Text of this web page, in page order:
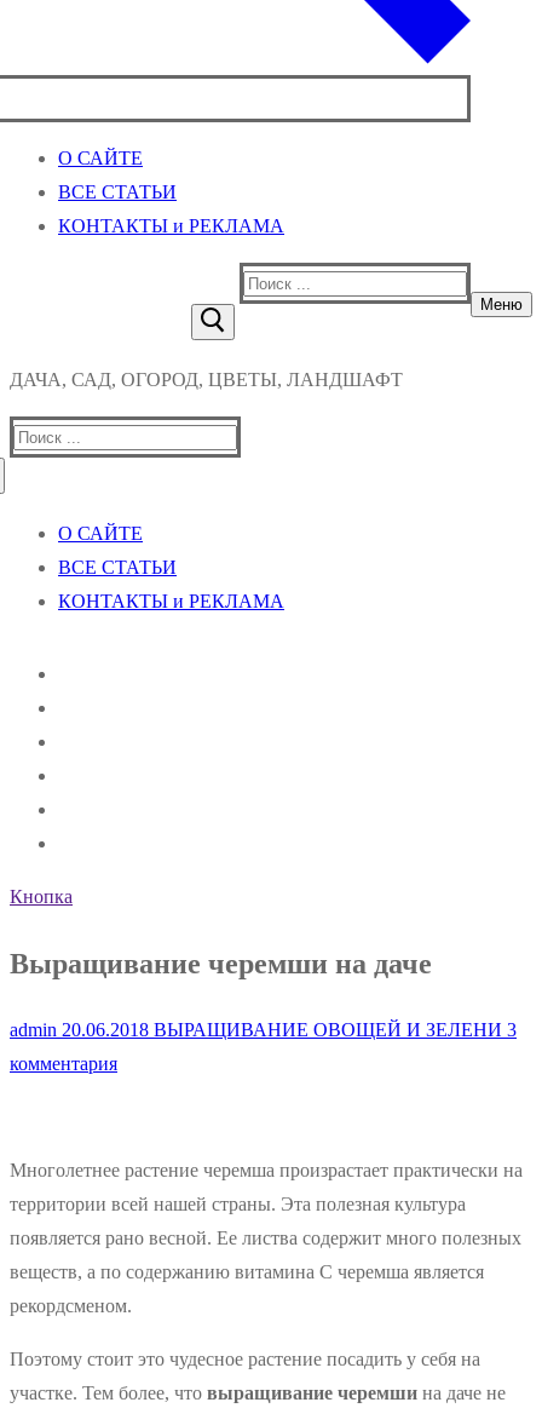
О САЙТЕ
ВСЕ СТАТЬИ
КОНТАКТЫ и РЕКЛАМА
Найти:
Меню
ДАЧА, САД, ОГОРОД, ЦВЕТЫ, ЛАНДШАФТ
Найти:
О САЙТЕ
ВСЕ СТАТЬИ
КОНТАКТЫ и РЕКЛАМА
Кнопка
Выращивание черемши на даче
admin 20.06.2018 ВЫРАЩИВАНИЕ ОВОЩЕЙ И ЗЕЛЕНИ 3
комментария
Многолетнее растение черемша произрастает практически на
территории всей нашей страны. Эта полезная культура
появляется рано весной. Ее листва содержит много полезных
веществ, а по содержанию витамина С черемша является
рекордсменом.
Поэтому стоит это чудесное растение посадить у себя на
участке. Тем более, что выращивание черемши на даче не